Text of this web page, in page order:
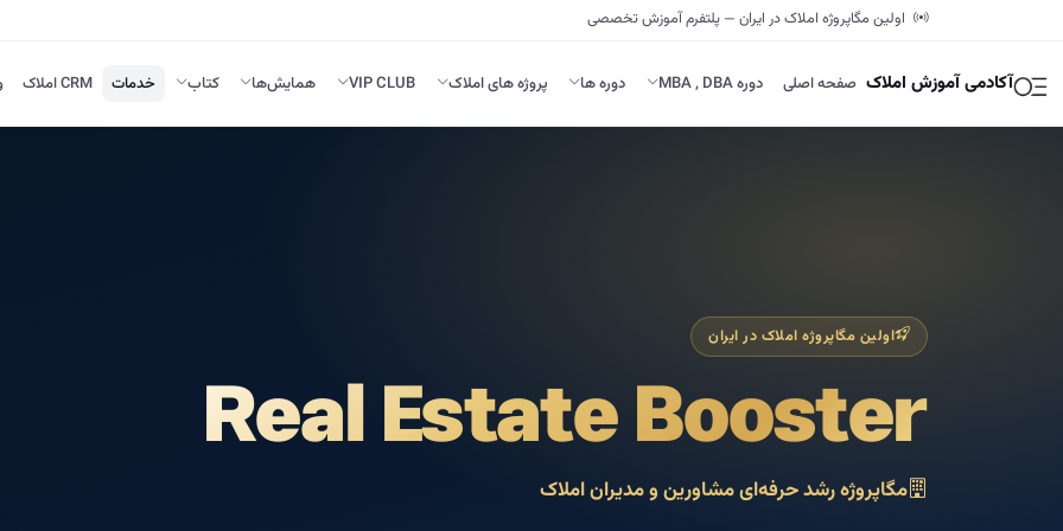
اولین مگاپروژه املاک در ایران — پلتفرم آموزش تخصصی
آکادمی آموزش املاک صفحه اصلی دوره MBA , DBA دوره ها پروژه های املاک VIP CLUB همایش‌ها کتاب خدمات CRM املاک
اولین مگاپروژه املاک در ایران
Real Estate Booster
مگاپروژه رشد حرفه‌ای مشاورین و مدیران املاک